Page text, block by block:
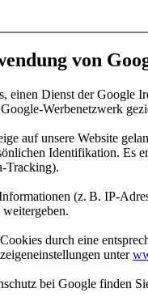
von
einen Dienst der Google
Werbenetzwerk
auf unsere Website
Identifikation. Es
Tracking).
(z. B. IP-
durch eine
unter
bei Google finden